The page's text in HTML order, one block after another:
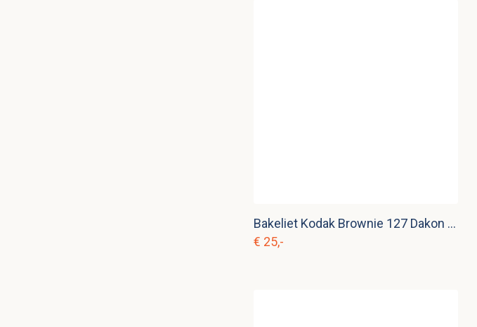
Bakeliet Kodak Brownie 127 Dakon Lens c. e 17
€ 25,-